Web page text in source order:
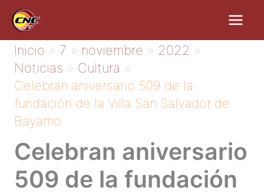
contenido
Inicio 7 noviembre
2022
Noticias
Cultura
Celebran aniversario 509 de la
fundación de la Villa San Salvador de
Bayamo
Celebran aniversario
509 de la fundación